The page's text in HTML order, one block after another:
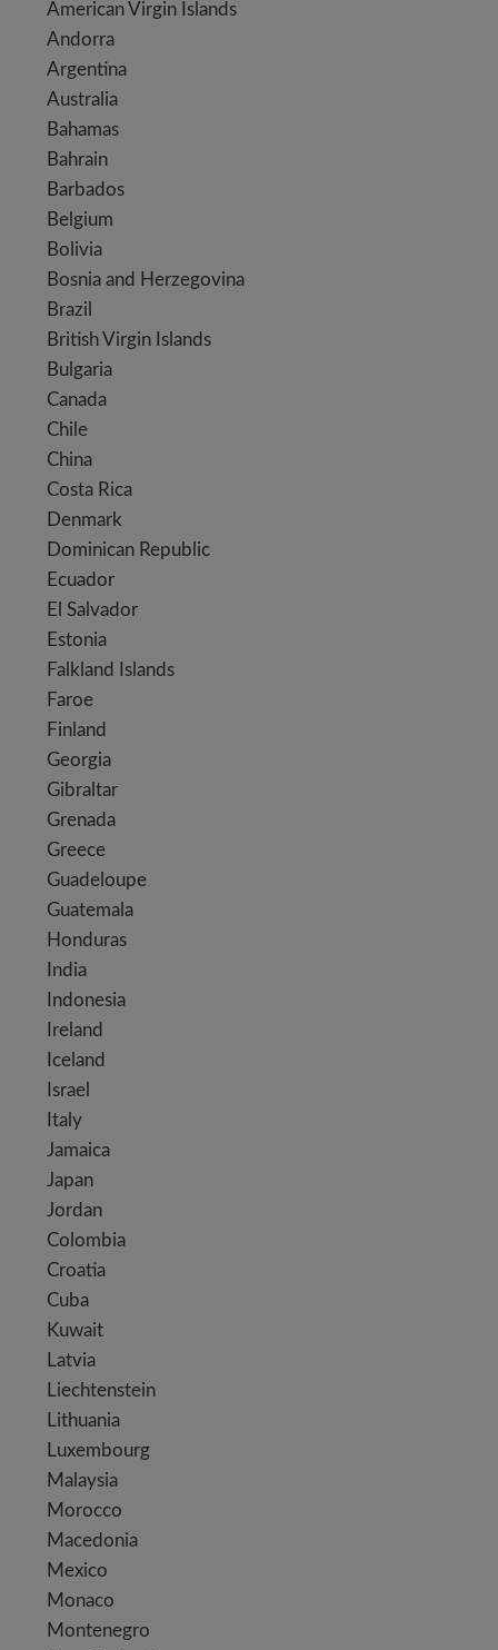
American Virgin Islands
Andorra
Argentina
Australia
Bahamas
Bahrain
Barbados
Belgium
Bolivia
Bosnia and Herzegovina
Brazil
British Virgin Islands
Bulgaria
Canada
Chile
China
Costa Rica
Denmark
Dominican Republic
Ecuador
El Salvador
Estonia
Falkland Islands
Faroe
Finland
Georgia
Gibraltar
Grenada
Greece
Guadeloupe
Guatemala
Honduras
India
Indonesia
Ireland
Iceland
Israel
Italy
Jamaica
Japan
Jordan
Colombia
Croatia
Cuba
Kuwait
Latvia
Liechtenstein
Lithuania
Luxembourg
Malaysia
Morocco
Macedonia
Mexico
Monaco
Montenegro